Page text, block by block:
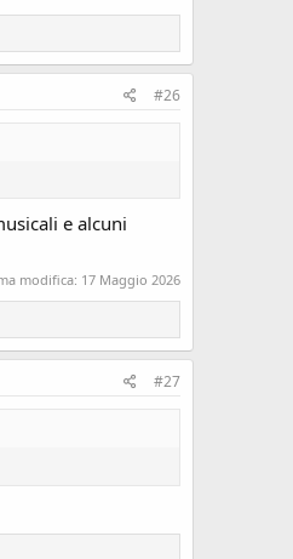
#26
e alcuni
modifica: 17 Maggio 2026
#27